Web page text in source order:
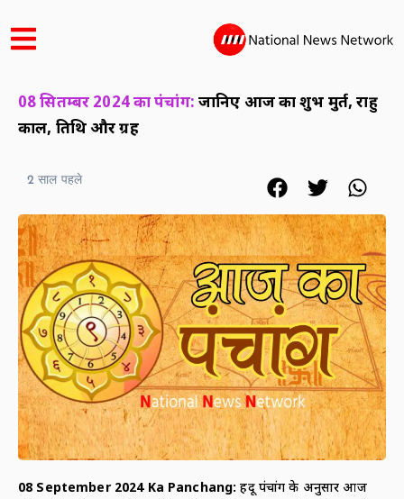
08 सितम्बर 2024 का पंचांग: जानिए आज का शुभ मुहूर्त, राहु
काल, तिथि और ग्रह
2 साल पहले
08 September 2024 Ka Panchang: हिंदू पंचांग के अनुसार आज